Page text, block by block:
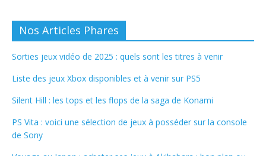
Nos Articles Phares
Sorties jeux vidéo de 2025 : quels sont les titres à venir
Liste des jeux Xbox disponibles et à venir sur PS5
Silent Hill : les tops et les flops de la saga de Konami
PS Vita : voici une sélection de jeux à posséder sur la console
de Sony